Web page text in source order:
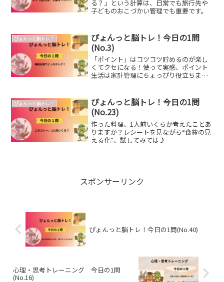
る？」という計算は、日常でも旅行先や
子どものおこづかい管理でも重要です。
ぴょんっと脳トレ！
ぴょんっと脳トレ！今日の1問
(No.3)
「ポイント」はコツコツ貯めるのが楽し
くてクセになる！使って実感、ポイント
生活は家計管理にちょっぴり役立ちま
ぴょんっと脳トレ！
ぴょんっと脳トレ！今日の1問
(No.23)
作った料理、1人前いくらか考えたことあ
りますか？レシートを見ながら“食費の見
える化”、試してみては♪
スポンサーリンク
ぴょんっと脳トレ！今日の1問(No.40)
心理・思考トレーニング 今日の1問
(No.16)